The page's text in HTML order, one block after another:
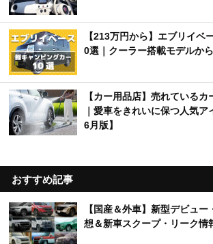
【213万円から】エブリイベ
0選｜クーラー搭載モデルか
【カー用品店】売れている
｜愛車をきれいに保つ人気
6月版】
おすすめ記事
【国産＆外車】新型デビュ
想＆新車スクープ・リーク情